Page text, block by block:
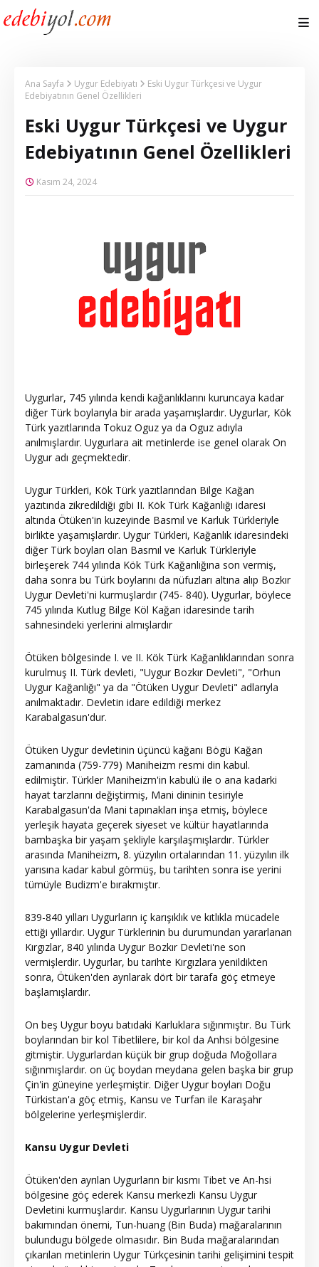
Ana Sayfa Uygur Edebiyatı
Eski Uygur Türkçesi ve Uygur
Edebiyatının Genel Özellikleri
Eski Uygur Türkçesi ve Uygur
Edebiyatının Genel Özellikleri
Kasım 24, 2024
Uygurlar, 745 yılında kendi kağanlıklarını kuruncaya kadar
diğer Türk boylarıyla bir arada yaşamışlardır. Uygurlar, Kök
Türk yazıtlarında Tokuz Oguz ya da Oguz adıyla
anılmışlardır. Uygurlara ait metinlerde ise genel olarak On
Uygur adı geçmektedir.
Uygur Türkleri, Kök Türk yazıtlarından Bilge Kağan
yazıtında zikredildiği gibi II. Kök Türk Kağanlığı idaresi
altında Ötüken'in kuzeyinde Basmıl ve Karluk Türkleriyle
birlikte yaşamışlardır. Uygur Türkleri, Kağanlık idaresindeki
diğer Türk boyları olan Basmıl ve Karluk Türkleriyle
birleşerek 744 yılında Kök Türk Kağanlığına son vermiş,
daha sonra bu Türk boylarını da nüfuzları altına alıp Bozkır
Uygur Devleti'ni kurmuşlardır (745- 840). Uygurlar, böylece
745 yılında Kutlug Bilge Köl Kağan idaresinde tarih
sahnesindeki yerlerini almışlardır
Ötüken bölgesinde I. ve II. Kök Türk Kağanlıklarından sonra
kurulmuş II. Türk devleti, "Uygur Bozkır Devleti", "Orhun
Uygur Kağanlığı" ya da "Ötüken Uygur Devleti" adlarıyla
anılmaktadır. Devletin idare edildiği merkez
Karabalgasun'dur.
Ötüken Uygur devletinin üçüncü kağanı Bögü Kağan
zamanında (759-779) Maniheizm resmi din kabul.
edilmiştir. Türkler Maniheizm'in kabulü ile o ana kadarki
hayat tarzlarını değiştirmiş, Mani dininin tesiriyle
Karabalgasun'da Mani tapınakları inşa etmiş, böylece
yerleşik hayata geçerek siyeset ve kültür hayatlarında
bambaşka bir yaşam şekliyle karşılaşmışlardır. Türkler
arasında Maniheizm, 8. yüzyılın ortalarından 11. yüzyılın ilk
yarısına kadar kabul görmüş, bu tarihten sonra ise yerini
tümüyle Budizm'e bırakmıştır.
839-840 yılları Uygurların iç karışıklık ve kıtlıkla mücadele
ettiği yıllardır. Uygur Türklerinin bu durumundan yararlanan
Kırgızlar, 840 yılında Uygur Bozkır Devleti'ne son
vermişlerdir. Uygurlar, bu tarihte Kırgızlara yenildikten
sonra, Ötüken'den ayrılarak dört bir tarafa göç etmeye
başlamışlardır.
On beş Uygur boyu batıdaki Karluklara sığınmıştır. Bu Türk
boylarından bir kol Tibetlilere, bir kol da Anhsi bölgesine
gitmiştir. Uygurlardan küçük bir grup doğuda Moğollara
sığınmışlardır. on üç boydan meydana gelen başka bir grup
Çin'in güneyine yerleşmiştir. Diğer Uygur boyları Doğu
Türkistan'a göç etmiş, Kansu ve Turfan ile Karaşahr
bölgelerine yerleşmişlerdir.
Kansu Uygur Devleti
Ötüken'den ayrılan Uygurların bir kısmı Tibet ve An-hsi
bölgesine göç ederek Kansu merkezli Kansu Uygur
Devletini kurmuşlardır. Kansu Uygurlarının Uygur tarihi
bakımından önemi, Tun-huang (Bin Buda) mağaralarının
bulundugu bölgede olmasıdır. Bin Buda mağaralarından
çıkarılan metinlerin Uygur Türkçesinin tarihi gelişimini tespit